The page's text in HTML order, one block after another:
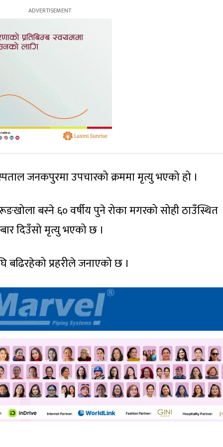
जनकपुरमा उपचारको क्रममा मृत्यु भएको हो ।
बस्ने ६० वर्षीय पुने रोका मगरको सोही ठाउँस्थित
दिउँसो मृत्यु भएको छ ।
प्रहरीले जनाएको छ ।